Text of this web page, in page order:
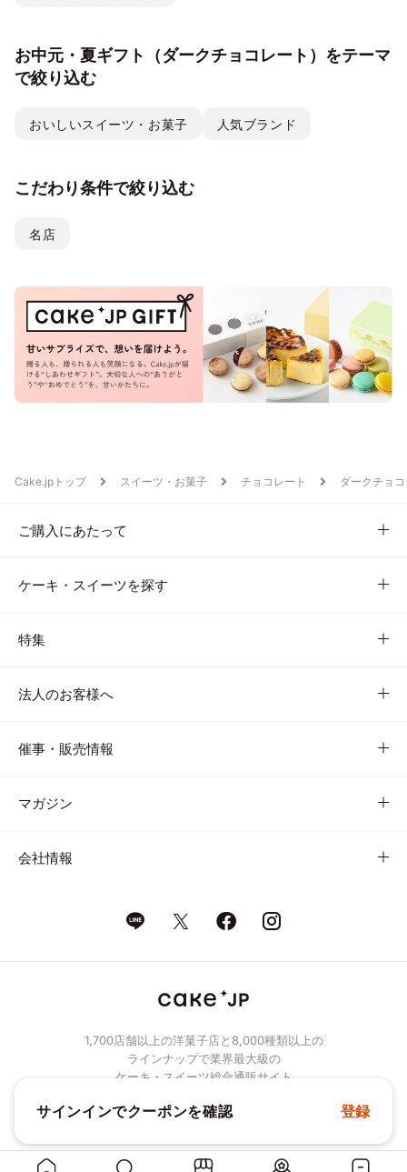
お中元・夏ギフト（ダークチョコレート）をテーマ
で絞り込む
おいしいスイーツ・お菓子 人気ブランド
こだわり条件で絞り込む
名店
Cake.jpトップ スイーツ・お菓子 チョコレート ダークチョ
ご購入にあたって
ケーキ・スイーツを探す
特集
法人のお客様へ
催事・販売情報
マガジン
会社情報
1,700店舗以上の洋菓子店と8,000種類以上の
ラインナップで業界最大級の
ケーキ・スイーツ総合通販サイト
© Cake.jp Co., Ltd.
サインインでクーポンを確認 登録